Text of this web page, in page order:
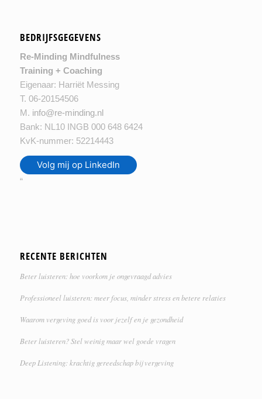
BEDRIJFSGEGEVENS
Re-Minding Mindfulness
Training + Coaching
Eigenaar: Harriët Messing
T. 06-20154506
M. info@re-minding.nl
Bank: NL10 INGB 000 648 6424
KvK-nummer: 52214443
Volg mij op LinkedIn
“
RECENTE BERICHTEN
Beter luisteren: hoe voorkom je ongevraagd advies
Professioneel luisteren: meer focus, minder stress en betere relaties
Waarom vergeving goed is voor jezelf en je gezondheid
Beter luisteren? Stel weinig maar wel goede vragen
Deep Listening: krachtig gereedschap bij vergeving